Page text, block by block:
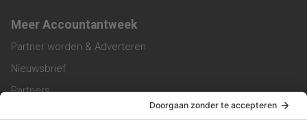
Meer Accountantweek
Partner worden & Adverteren
Nieuwsbrief
Partners